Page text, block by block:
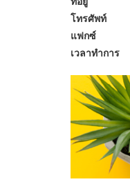
โทรศัพท์
แฟกซ์
เวลาทำการ